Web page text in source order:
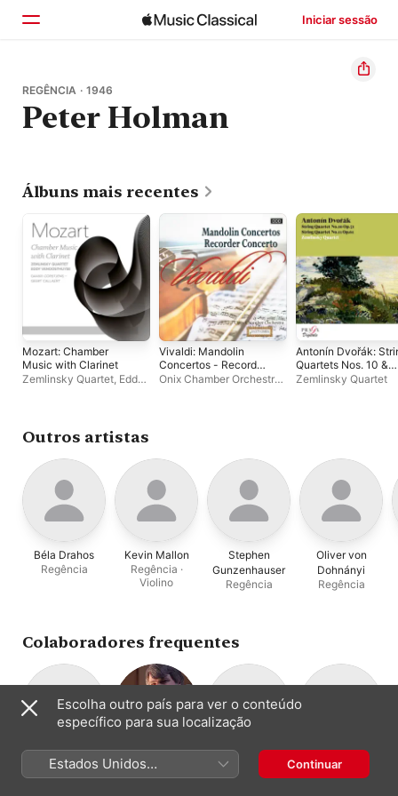
Iniciar sessão
Início
Explorar
REGÊNCIA · 1946
Peter Holman
Álbuns mais recentes
Mozart: Chamber
Music with Clarinet
Zemlinsky Quartet, Eddy
Vivaldi: Mandolin
Concertos - Recorder
Concerto
Onix Chamber Orchestra,
Antonín Dvořák:
Quartets Nos. 10 &
11
Zemlinsky Quartet
Outros artistas
Béla Drahos
Regência
Kevin Mallon
Regência ·
Violino
Stephen
Gunzenhauser
Regência
Oliver von
Dohnányi
Regência
Colaboradores frequentes
The Parley of
Instruments
Paul O'Dette
Regência ·
Catherine Bott
Soprano
Red Byrd
Escolha outro país para ver o conteúdo
específico para sua localização
Estados Unidos
(Português Brasil)
Continuar